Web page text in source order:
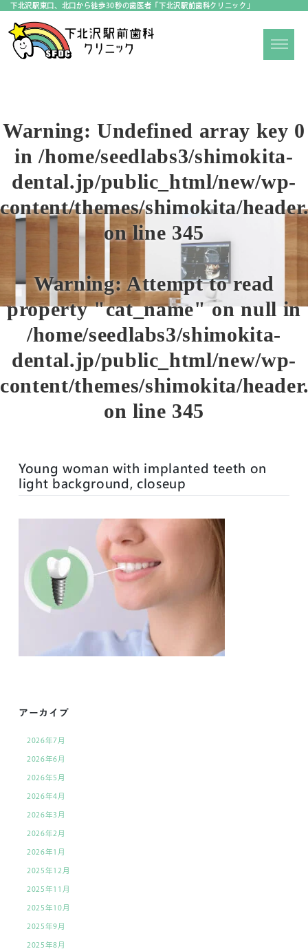
下北沢駅東口、北口から徒歩30秒の歯医者「下北沢駅前歯科クリニック」
Warning: Undefined array key 0
in/home/seedlabs3/shimokita-
dental.jp/public_html/new/wp-
content/themes/shimokita/
on line 345
Warning: Attempt to read
property "cat_name" on null in
/home/seedlabs3/shimokita-
dental.jp/public_html/new/wp-
content/themes/shimokita/
on line 345
Young woman with implanted teeth on
light background, closeup
アーカイブ
2026年7月
2026年6月
2026年5月
2026年4月
2026年3月
2026年2月
2026年1月
2025年12月
2025年11月
2025年10月
2025年9月
2025年8月